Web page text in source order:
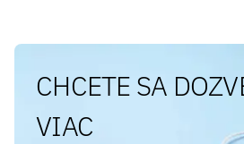
CHCETE SA
VIAC